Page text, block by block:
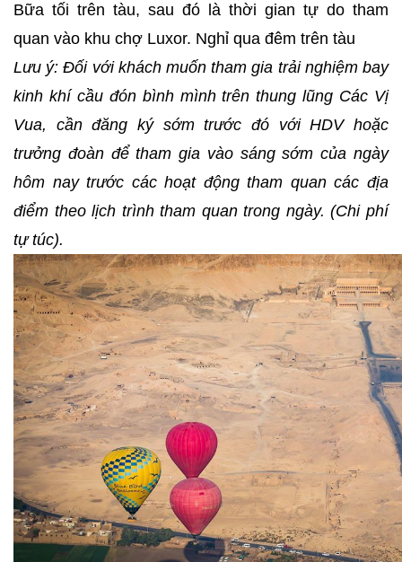
Bữa tối trên tàu, sau đó là thời gian tự do tham
quan vào khu chợ Luxor. Nghỉ qua đêm trên tàu
Lưu ý: Đối với khách muốn tham gia trải nghiệm bay
kinh khí cầu đón bình mình trên thung lũng Các Vị
Vua, cần đăng ký sớm trước đó với HDV hoặc
trưởng đoàn để tham gia vào sáng sớm của ngày
hôm nay trước các hoạt động tham quan các địa
điểm theo lịch trình tham quan trong ngày. (Chi phí
tự túc).